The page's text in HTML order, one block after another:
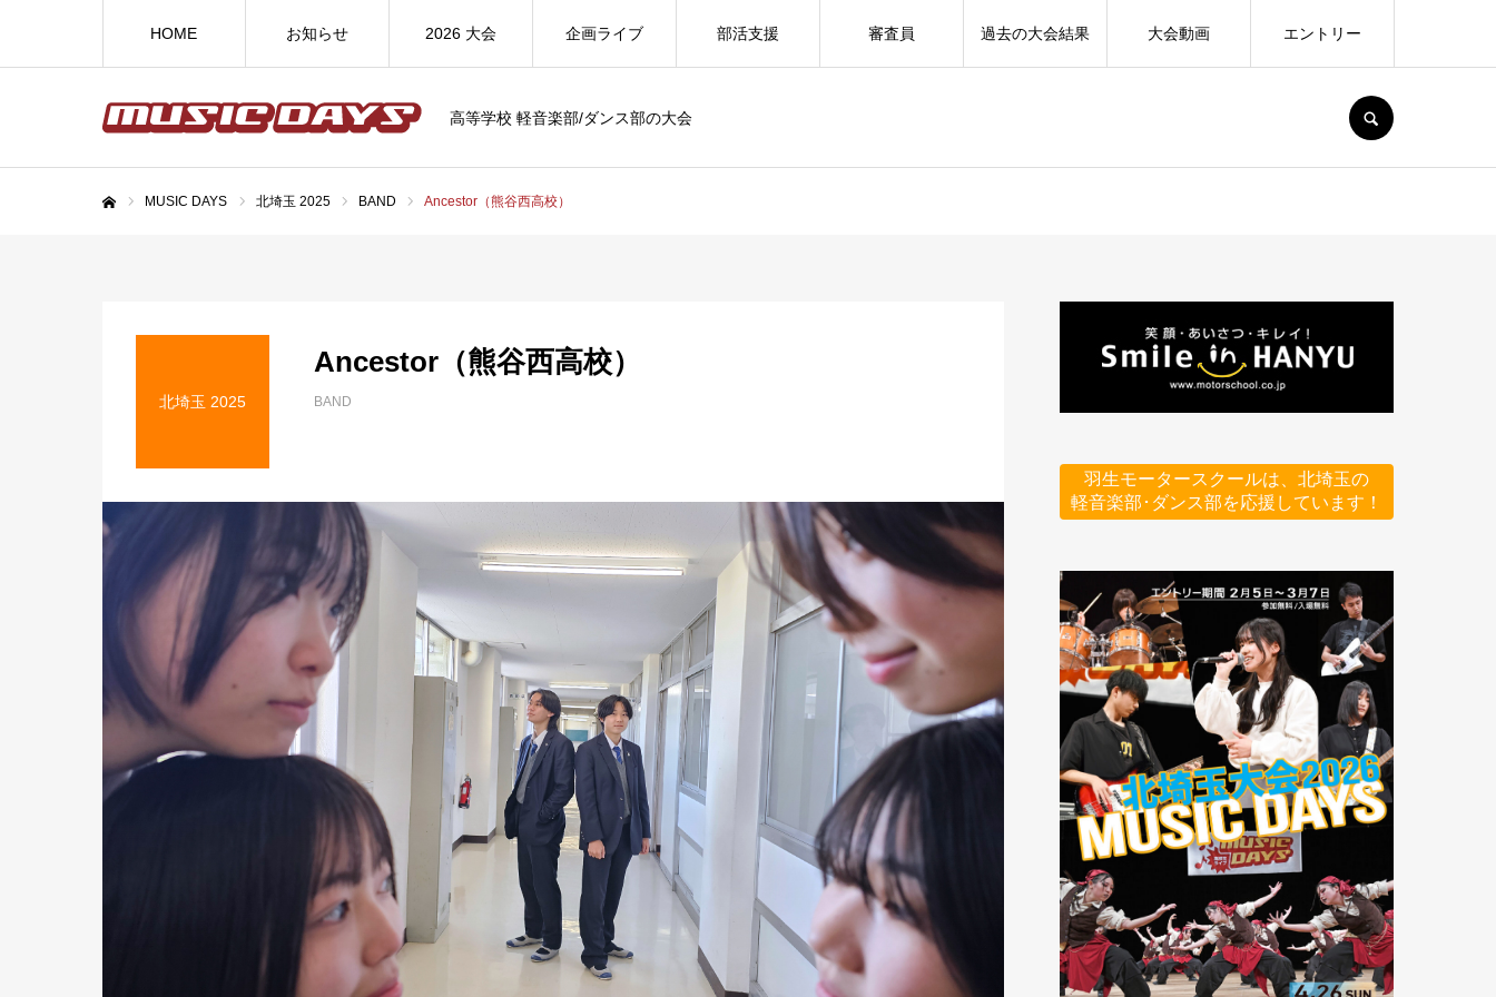
高等学校 軽音楽部/ダンス部の大会
HOME お知らせ 2026 大会 企画ライブ 部活支援 審査員 過去の大会結果 大会動画 エントリー
MUSIC DAYS 北埼玉 2025 BAND Ancestor（熊谷西高校）
北埼玉 2025
Ancestor（熊谷西高校）
BAND
羽生モータースクールは、北埼玉の
軽音楽部･ダンス部を応援しています！